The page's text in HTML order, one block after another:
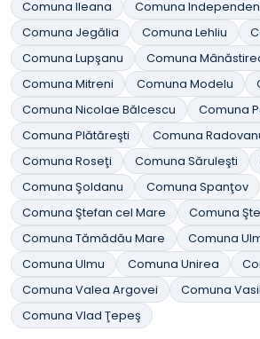
Comuna Ileana
Comuna
Comuna Jegălia
Comuna Lehliu
Comuna Lupşanu
Comuna
Comuna Mitreni
Comuna Modelu
Comuna Nicolae Bălcescu
Comuna
Comuna Plătăreşti
Comuna
Comuna Roseţi
Comuna Săruleşti
Comuna Şoldanu
Comuna Spanţov
Comuna Ştefan cel Mare
Comuna
Comuna Tămădău Mare
Comuna
Comuna Ulmu
Comuna Unirea
Comuna Valea Argovei
Comuna
Comuna Vlad Ţepeş